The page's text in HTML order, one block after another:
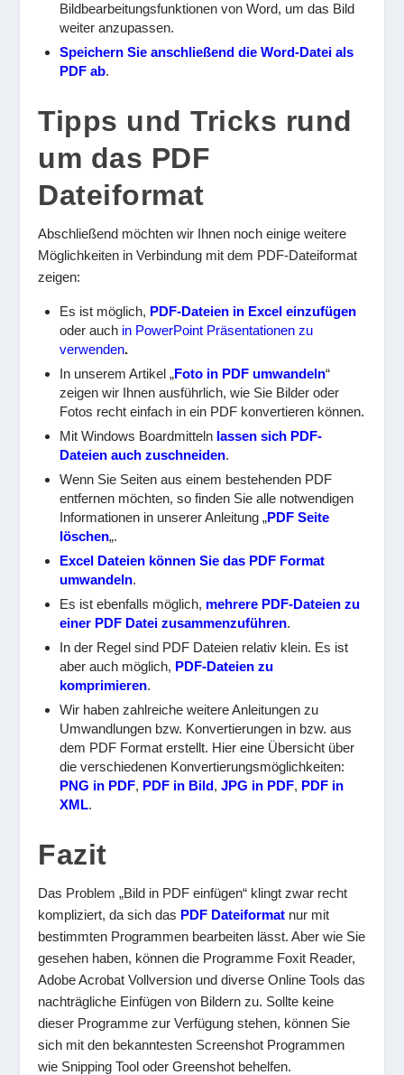
Bildbearbeitungsfunktionen von Word, um das Bild
weiter anzupassen.
Speichern Sie anschließend die Word-Datei als
PDF ab.
Tipps und Tricks rund
um das PDF
Dateiformat
Abschließend möchten wir Ihnen noch einige weitere
Möglichkeiten in Verbindung mit dem PDF-Dateiformat
zeigen:
Es ist möglich, PDF-Dateien in Excel einzufügen
oder auch in PowerPoint Präsentationen zu
verwenden.
In unserem Artikel „Foto in PDF umwandeln“
zeigen wir Ihnen ausführlich, wie Sie Bilder oder
Fotos recht einfach in ein PDF konvertieren können.
Mit Windows Boardmitteln lassen sich PDF-
Dateien auch zuschneiden.
Wenn Sie Seiten aus einem bestehenden PDF
entfernen möchten, so finden Sie alle notwendigen
Informationen in unserer Anleitung „PDF Seite
löschen„.
Excel Dateien können Sie das PDF Format
umwandeln.
Es ist ebenfalls möglich, mehrere PDF-Dateien zu
einer PDF Datei zusammenzuführen.
In der Regel sind PDF Dateien relativ klein. Es ist
aber auch möglich, PDF-Dateien zu
komprimieren.
Wir haben zahlreiche weitere Anleitungen zu
Umwandlungen bzw. Konvertierungen in bzw. aus
dem PDF Format erstellt. Hier eine Übersicht über
die verschiedenen Konvertierungsmöglichkeiten:
PNG in PDF, PDF in Bild,JPG in PDF, PDF in
XML.
Fazit
Das Problem „Bild in PDF einfügen“ klingt zwar recht
kompliziert, da sich das PDF Dateiformat nur mit
bestimmten Programmen bearbeiten lässt. Aber wie Sie
gesehen haben, können die Programme Foxit Reader,
Adobe Acrobat Vollversion und diverse Online Tools das
nachträgliche Einfügen von Bildern zu. Sollte keine
dieser Programme zur Verfügung stehen, können Sie
sich mit den bekanntesten Screenshot Programmen
wie Snipping Tool oder Greenshot behelfen.